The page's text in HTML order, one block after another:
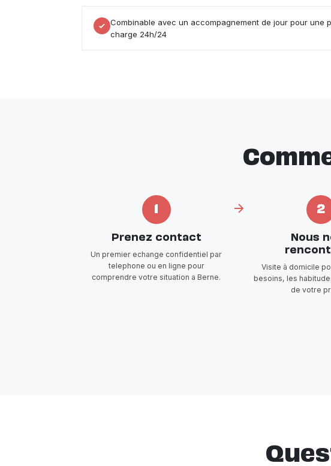
Combinable avec un accompagnement de jour pour une
charge 24h/24
Prenez contact
Un premier echange confidentiel par
telephone ou en ligne pour
comprendre votre situation a Berne.
2
Nous
Visite à domicile
besoins, les
de votre